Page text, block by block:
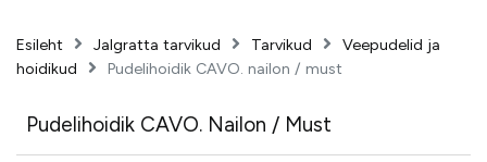
Esileht Jalgratta tarvikud Tarvikud
Veepudelid ja
hoidikud
Pudelihoidik CAVO. nailon / must
Pudelihoidik CAVO. Nailon / Must